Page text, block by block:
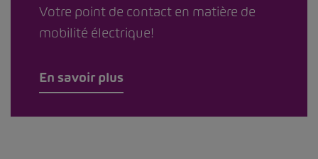
Votre point de contact en matière de
mobilité électrique!
En savoir plus